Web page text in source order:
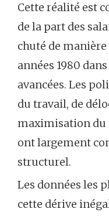
Cette réalité est
de la part des
chuté de
années 1980
avancées. Les
du travail, de
maximisation
ont largement
structurel.
Les données les
cette dérive